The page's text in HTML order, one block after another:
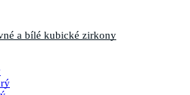
a bílé kubické zirkony